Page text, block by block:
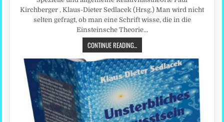
Kirchberger , Klaus-Dieter Sedlacek (Hrsg.) Man wird nicht
selten gefragt, ob man eine Schrift wisse, die in die
Einsteinsche Theorie…
CONTINUE READING...